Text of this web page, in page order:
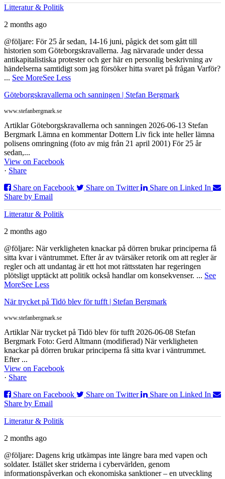
Litteratur & Politik
2 months ago
@följare: För 25 år sedan, 14-16 juni, pågick det som gått till
historien som Göteborgskravallerna. Jag närvarade under dessa
antikapitalistiska protester och ger här en personlig beskrivning av
händelserna samtidigt som jag försöker hitta svaret på frågan Varför?
... See MoreSee Less
Göteborgskravallerna och sanningen | Stefan Bergmark
www.stefanbergmark.se
Artiklar Göteborgskravallerna och sanningen 2026-06-13 Stefan
Bergmark Lämna en kommentar Dottern Liv fick inte heller lämna
polisens omringning (foto av mig från 21 april 2001) För 25 år
sedan,...
View on Facebook
· Share
Share on Facebook
Share on Twitter
Share on Linked In
Share by Email
Litteratur & Politik
2 months ago
@följare: När verkligheten knackar på dörren brukar principerna få
sitta kvar i väntrummet. Efter år av tvärsäker retorik om att regler är
regler och att undantag är ett hot mot rättsstaten har regeringen
plötsligt upptäckt att politik också handlar om konsekvenser. ... See
MoreSee Less
När trycket på Tidö blev för tufft | Stefan Bergmark
www.stefanbergmark.se
Artiklar När trycket på Tidö blev för tufft 2026-06-08 Stefan
Bergmark Foto: Gerd Altmann (modifierad) När verkligheten
knackar på dörren brukar principerna få sitta kvar i väntrummet.
Efter ...
View on Facebook
· Share
Share on Facebook
Share on Twitter
Share on Linked In
Share by Email
Litteratur & Politik
2 months ago
@följare: Dagens krig utkämpas inte längre bara med vapen och
soldater. Istället sker striderna i cybervärlden, genom
informationspåverkan och ekonomiska sanktioner – en utveckling